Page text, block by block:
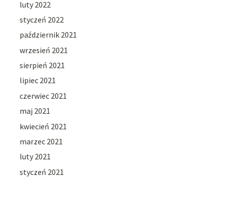
luty 2022
styczeń 2022
październik 2021
wrzesień 2021
sierpień 2021
lipiec 2021
czerwiec 2021
maj 2021
kwiecień 2021
marzec 2021
luty 2021
styczeń 2021